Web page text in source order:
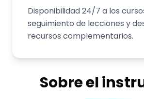
Disponibilidad 24/7 a los
seguimiento de lecciones y
recursos complementarios.
Sobre el